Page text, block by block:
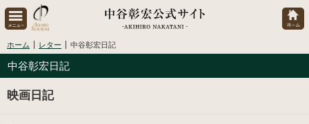
ホーム レター 中谷彰宏日記
中谷彰宏日記
映画日記